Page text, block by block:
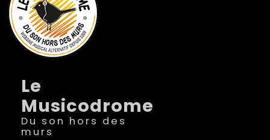
Le
Musicodrome
Du son hors des
murs